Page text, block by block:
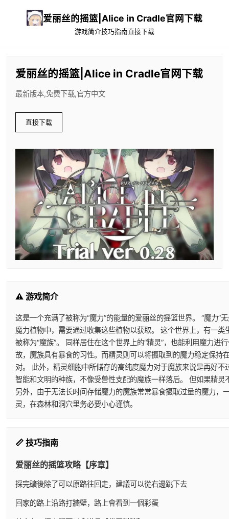
爱丽丝的摇篮|Alice in Cradle官网下载
游戏简介技巧指南直接下载
爱丽丝的摇篮|Alice in Cradle官网下载
最新版本,免费下载,官方中文
直接下载
⚠️ 游戏简介
这是一个充满了被称为“魔力”的能量的爱丽丝的摇篮世界。 “魔力
魔力植物中，需要通过收集这些植物以获取。 这个世界上，有一
被称为“魔族”。 同样居住在这个世界上的“精灵”，也能利用魔力
故，魔族具有暴食的习性。而精灵则可以将摄取到的魔力稳定保
对。 此外，精灵细胞中所储存的高纯度魔力对于魔族来说是再好
智能和文明的种族，不像受兽性支配的魔族一样落后。 但如果精
另外，由于无法长时间存储魔力的魔族常常暴食摄取过量的魔力
灵，在森林和洞穴里务必要小心谨慎。
📏 技巧指南
爱丽丝的摇篮攻略【序章】
採完礦後除了可以原路往回走，建議可以從右邊跳下去
回家的路上沿路打牆壁，路上會看到一個彩蛋